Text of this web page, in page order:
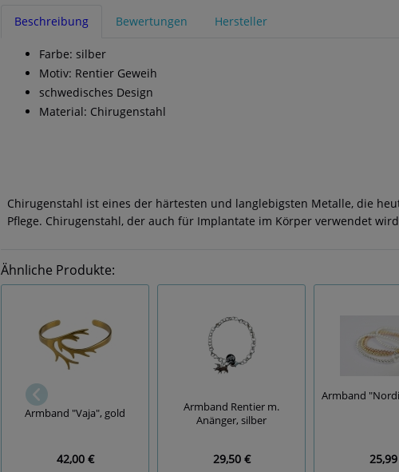
Beschreibung Bewertungen Hersteller
Farbe: silber
Motiv: Rentier Geweih
schwedisches Design
Material: Chirugenstahl
Chirugenstahl ist eines der härtesten und langlebigsten Metalle, die
Pflege. Chirugenstahl, der auch für Implantate im Körper verwendet
Ähnliche Produkte:
Armband "Vaja", gold
42,00 €
Armband Rentier m.
Anänger, silber
29,50 €
Armband